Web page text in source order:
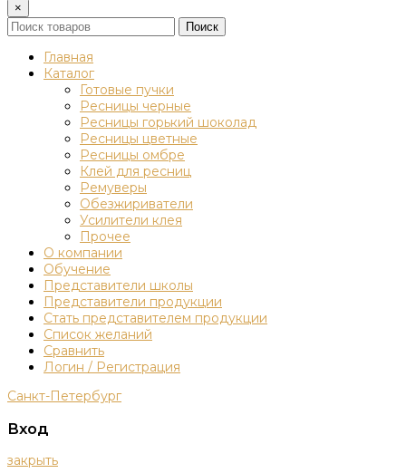
×
Поиск
Главная
Каталог
Готовые пучки
Ресницы черные
Ресницы горький шоколад
Ресницы цветные
Ресницы омбре
Клей для ресниц
Ремуверы
Обезжириватели
Усилители клея
Прочее
О компании
Обучение
Представители школы
Представители продукции
Стать представителем продукции
Список желаний
Сравнить
Логин / Регистрация
Санкт-Петербург
Вход
закрыть